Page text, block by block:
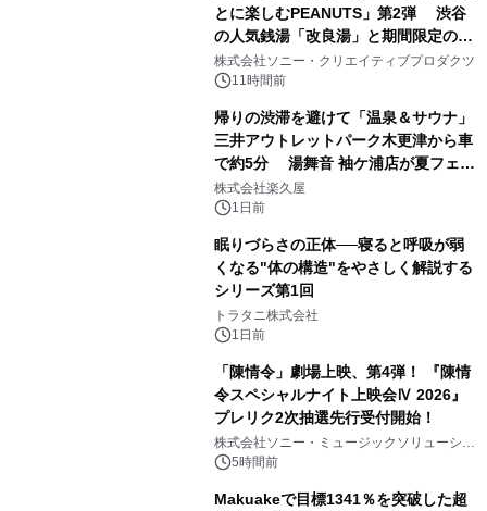
とに楽しむPEANUTS」第2弾 渋谷
の人気銭湯「改良湯」と期間限定のコ
ラボレーション サウナイキタイコラ
ボグッズも発売決定！
株式会社ソニー・クリエイティブプロダクツ
11時間前
帰りの渋滞を避けて「温泉＆サウナ」
三井アウトレットパーク木更津から車
で約5分 湯舞音 袖ケ浦店が夏フェア
メニューを提供
株式会社楽久屋
1日前
眠りづらさの正体──寝ると呼吸が弱
くなる"体の構造"をやさしく解説する
シリーズ第1回
トラタニ株式会社
1日前
「陳情令」劇場上映、第4弾！ 『陳情
令スペシャルナイト上映会Ⅳ 2026』
プレリク2次抽選先行受付開始！
株式会社ソニー・ミュージックソリューショ
ンズ5時間前
Makuakeで目標1341％を突破した超